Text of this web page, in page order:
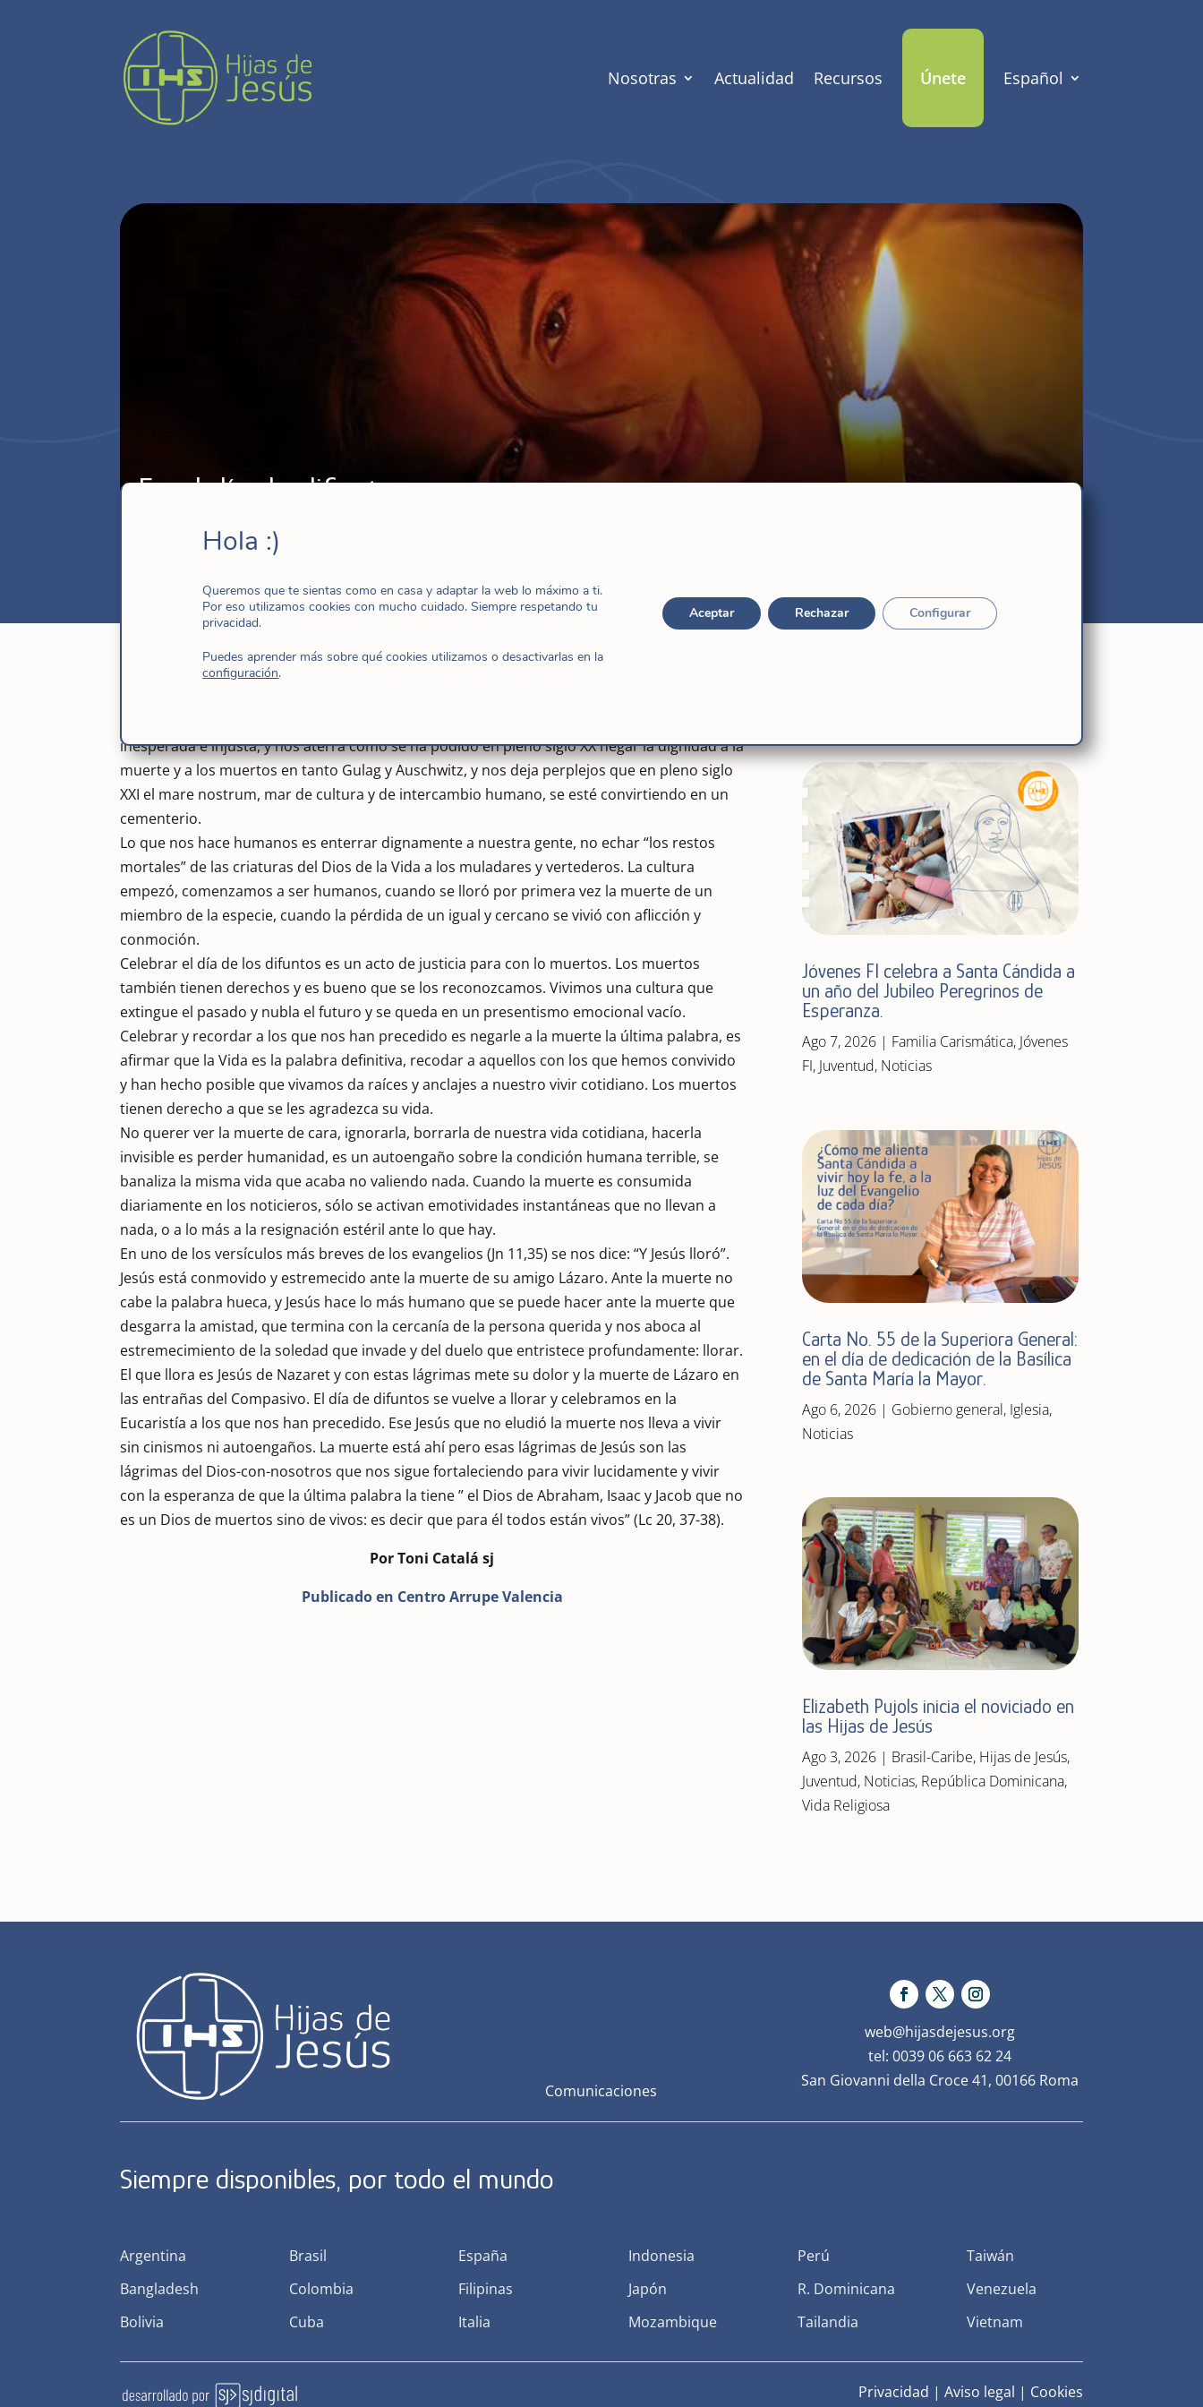
Nosotras Actualidad Recursos Únete Español
En el día de difuntos
Nov 2, 2016 | Iglesia,
inesperada e injusta, y nos aterra como se ha podido en pleno siglo XX negar la dignidad a la
muerte y a los muertos en tanto Gulag y Auschwitz, y nos deja perplejos que en pleno siglo
XXI el mare nostrum, mar de cultura y de intercambio humano, se esté convirtiendo en un
cementerio.
Lo que nos hace humanos es enterrar dignamente a nuestra gente, no echar “los restos
mortales” de las criaturas del Dios de la Vida a los muladares y vertederos. La cultura
empezó, comenzamos a ser humanos, cuando se lloró por primera vez la muerte de un
miembro de la especie, cuando la pérdida de un igual y cercano se vivió con aflicción y
conmoción.
Celebrar el día de los difuntos es un acto de justicia para con lo muertos. Los muertos
también tienen derechos y es bueno que se los reconozcamos. Vivimos una cultura que
extingue el pasado y nubla el futuro y se queda en un presentismo emocional vacío.
Celebrar y recordar a los que nos han precedido es negarle a la muerte la última palabra, es
afirmar que la Vida es la palabra definitiva, recodar a aquellos con los que hemos convivido
y han hecho posible que vivamos da raíces y anclajes a nuestro vivir cotidiano. Los muertos
tienen derecho a que se les agradezca su vida.
No querer ver la muerte de cara, ignorarla, borrarla de nuestra vida cotidiana, hacerla
invisible es perder humanidad, es un autoengaño sobre la condición humana terrible, se
banaliza la misma vida que acaba no valiendo nada. Cuando la muerte es consumida
diariamente en los noticieros, sólo se activan emotividades instantáneas que no llevan a
nada, o a lo más a la resignación estéril ante lo que hay.
En uno de los versículos más breves de los evangelios (Jn 11,35) se nos dice: “Y Jesús lloró”.
Jesús está conmovido y estremecido ante la muerte de su amigo Lázaro. Ante la muerte no
cabe la palabra hueca, y Jesús hace lo más humano que se puede hacer ante la muerte que
desgarra la amistad, que termina con la cercanía de la persona querida y nos aboca al
estremecimiento de la soledad que invade y del duelo que entristece profundamente: llorar.
El que llora es Jesús de Nazaret y con estas lágrimas mete su dolor y la muerte de Lázaro en
las entrañas del Compasivo. El día de difuntos se vuelve a llorar y celebramos en la
Eucaristía a los que nos han precedido. Ese Jesús que no eludió la muerte nos lleva a vivir
sin cinismos ni autoengaños. La muerte está ahí pero esas lágrimas de Jesús son las
lágrimas del Dios-con-nosotros que nos sigue fortaleciendo para vivir lucidamente y vivir
con la esperanza de que la última palabra la tiene ” el Dios de Abraham, Isaac y Jacob que no
es un Dios de muertos sino de vivos: es decir que para él todos están vivos” (Lc 20, 37-38).
Por Toni Catalá sj
Publicado en Centro Arrupe Valencia
Jóvenes FI celebra a Santa Cándida a
un año del Jubileo Peregrinos de
Esperanza.
Ago 7, 2026| Familia Carismática, Jóvenes
FI, Juventud, Noticias
Carta No. 55 de la Superiora General:
en el día de dedicación de la Basílica
de Santa María la Mayor.
Ago 6, 2026| Gobierno general, Iglesia,
Noticias
Elizabeth Pujols inicia el noviciado en
las Hijas de Jesús
Ago 3, 2026| Brasil-Caribe, Hijas de Jesús,
Juventud, Noticias, República Dominicana,
Vida Religiosa
Comunicaciones
web@hijasdejesus.org
tel: 0039 06 663 62 24
San Giovanni della Croce 41, 00166 Roma
Siempre disponibles, por todo el mundo
Argentina
Bangladesh
Bolivia
Brasil
Colombia
Cuba
España
Filipinas
Italia
Indonesia
Japón
Mozambique
Perú
R. Dominicana
Tailandia
Taiwán
Venezuela
Vietnam
Privacidad | Aviso legal | Cookies
Hola :)
Queremos que te sientas como en casa y adaptar la web lo máximo a ti.
Por eso utilizamos cookies con mucho cuidado. Siempre respetando tu
privacidad.
Puedes aprender más sobre qué cookies utilizamos o desactivarlas en la
configuración.
Aceptar Rechazar Configurar